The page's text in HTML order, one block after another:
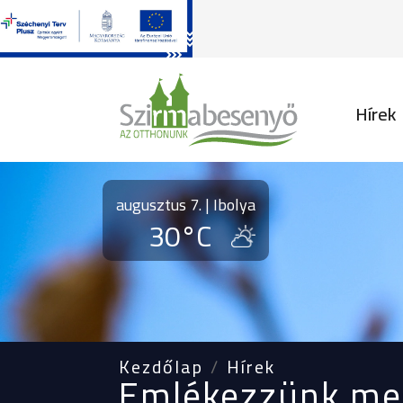
Fő
Hírek
augusztus 7. | Ibolya
30°C
Kezdőlap Hírek